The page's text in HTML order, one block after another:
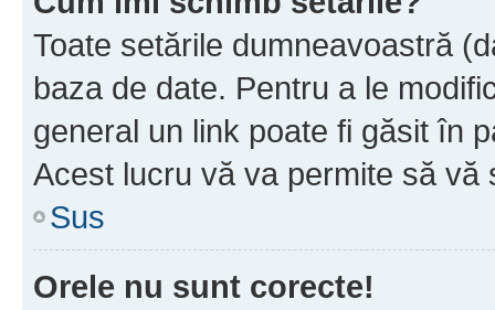
Toate setările dumneavoastră
baza de date. Pentru a le
general un link poate fi găsit în
Acest lucru vă va permite să vă
Sus
Orele nu sunt corecte!